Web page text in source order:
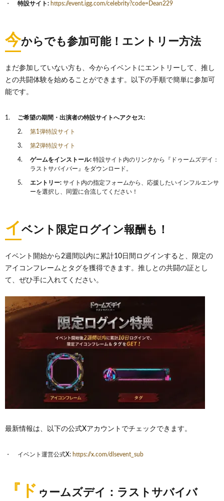
特設サイト: https://event.igg.com/celebrity?code=Dean229
今からでも参加可能！エントリー方法
まだ参加していない方も、今からイベントにエントリーして、推し
との共闘体験を始めることができます。以下の手順で簡単に参加可
能です。
ご希望の期間・出演者の特設サイトへアクセス:
第1弾特設サイト
第2弾特設サイト
ゲームをインストール: 特設サイト内のリンクから『ドゥームズデイ：
ラストサバイバー』をダウンロード。
エントリー: サイト内の指定フォームから、応援したいインフルエンサ
ーを選択し、同盟に合流してください！
イ ベント限定ログイン報酬も！
イベント開始から2週間以内に累計10日間ログインすると、限定の
アイコンフレームとタグを獲得できます。推しとの共闘の証とし
て、ぜひ手に入れてください。
最新情報は、以下の公式Xアカウントでチェックできます。
イベント運営公式X: https://x.com/dlsevent_sub
『ド ゥームズデイ：ラストサバイバ